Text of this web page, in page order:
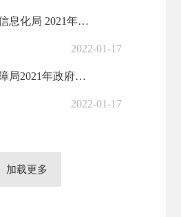
临夏县工业和信息化局 2021年政府信息...
2022-01-17
临夏县医疗保障局2021年政府信息公开工...
2022-01-17
加载更多